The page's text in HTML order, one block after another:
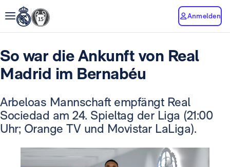
Anmelden
So war die Ankunft von Real
Madrid im Bernabéu
Arbeloas Mannschaft empfängt Real
Sociedad am 24. Spieltag der Liga (21:00
Uhr; Orange TV und Movistar LaLiga).